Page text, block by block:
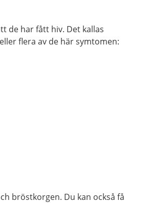
de har fått hiv. Det kallas
flera av de här symtomen:
bröstkorgen. Du kan också få